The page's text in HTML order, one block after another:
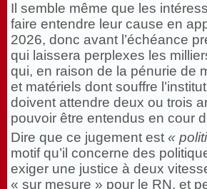
Il semble même que les
faire entendre leur cause en
2026, donc avant l’échéance
qui laissera perplexes les
qui, en raison de la pénurie de
et matériels dont souffre
doivent attendre deux ou trois
pouvoir être entendus en cour
Dire que ce jugement est «
motif qu’il concerne des
exiger une justice à deux
« sur mesure » pour le RN, et